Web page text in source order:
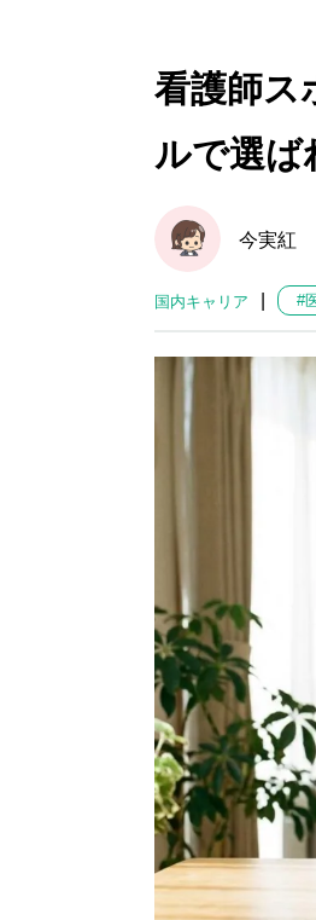
看護師ス
ルで選ば
今実紅
国内キャリア #